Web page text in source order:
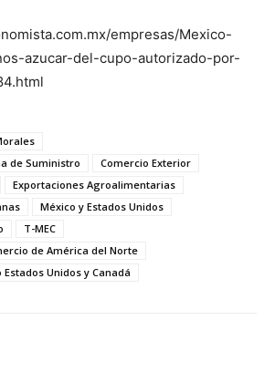
empresas/Mexico-
azucar-del-cupo-autorizado-por-
de Suministro
Comercio Exterior
Exportaciones Agroalimentarias
México y Estados Unidos
T-MEC
de América del Norte
Unidos y Canadá